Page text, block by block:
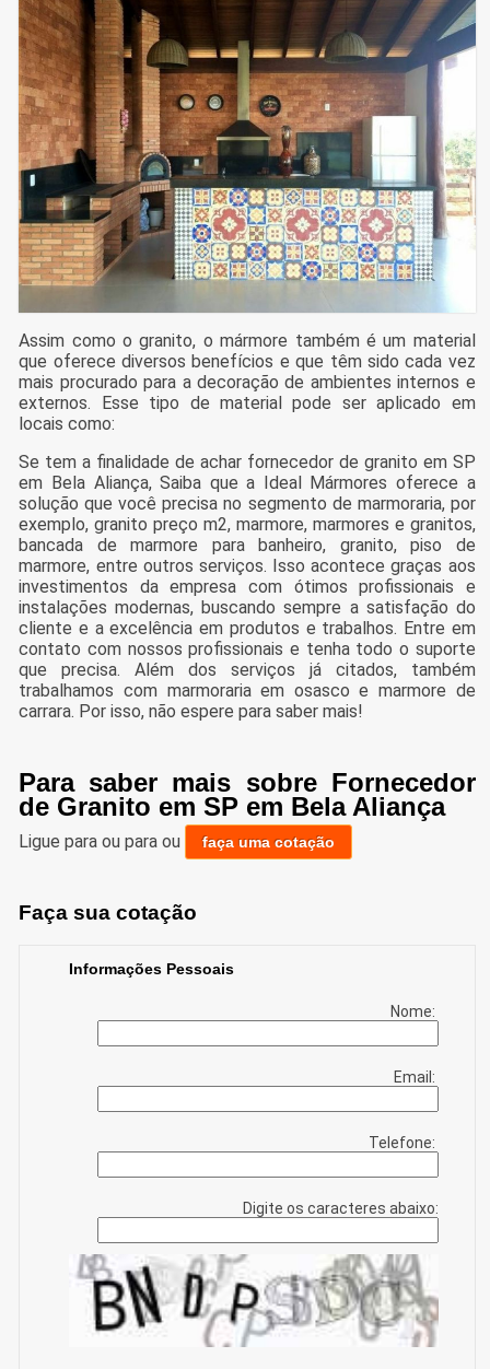
Assim como o granito, o mármore também é um material
que oferece diversos benefícios e que têm sido cada vez
mais procurado para a decoração de ambientes internos e
externos. Esse tipo de material pode ser aplicado em
locais como:
Se tem a finalidade de achar fornecedor de granito em SP
em Bela Aliança, Saiba que a Ideal Mármores oferece a
solução que você precisa no segmento de marmoraria, por
exemplo, granito preço m2, marmore, marmores e granitos,
bancada de marmore para banheiro, granito, piso de
marmore, entre outros serviços. Isso acontece graças aos
investimentos da empresa com ótimos profissionais e
instalações modernas, buscando sempre a satisfação do
cliente e a excelência em produtos e trabalhos. Entre em
contato com nossos profissionais e tenha todo o suporte
que precisa. Além dos serviços já citados, também
trabalhamos com marmoraria em osasco e marmore de
carrara. Por isso, não espere para saber mais!
Para saber mais sobre Fornecedor
de Granito em SP em Bela Aliança
Ligue paraou paraou faça uma cotação
Faça sua cotação
Informações Pessoais
Nome:
Email:
Telefone:
Digite os caracteres abaixo: